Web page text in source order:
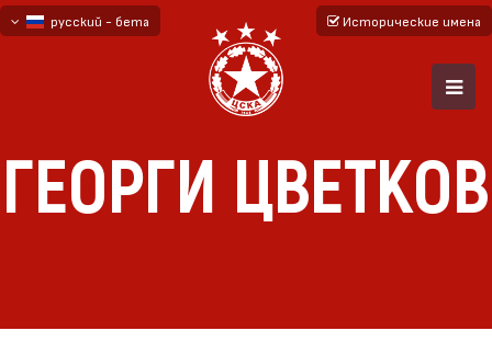
русский - бета
Исторические имена
ГЕОРГИ ЦВЕТКОВ